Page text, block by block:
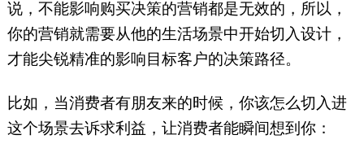
说，不能影响购买决策的营销都是无效的，所以，
你的营销就需要从他的生活场景中开始切入设计，
才能尖锐精准的影响目标客户的决策路径。
比如，当消费者有朋友来的时候，你该怎么切入进
这个场景去诉求利益，让消费者能瞬间想到你：